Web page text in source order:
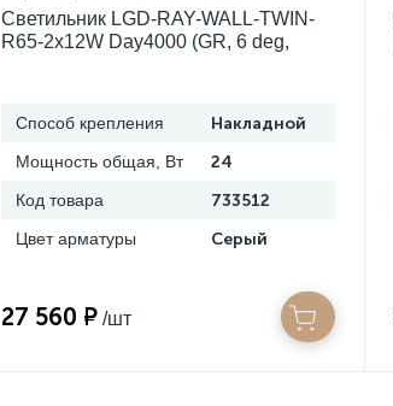
Светильник LGD-RAY-WALL-TWIN-
R65-2x12W Day4000 (GR, 6 deg,
Способ крепления Накладной
Мощность общая, Вт 24
Код товара 733512
Цвет арматуры Серый
27 560 ₽ /шт